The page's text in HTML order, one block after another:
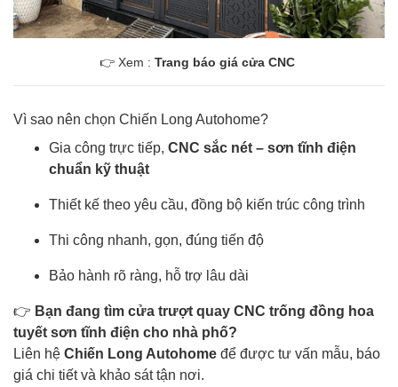
👉 Xem : Trang báo giá cửa CNC
Vì sao nên chọn Chiến Long Autohome?
Gia công trực tiếp, CNC sắc nét – sơn tĩnh điện
chuẩn kỹ thuật
Thiết kế theo yêu cầu, đồng bộ kiến trúc công trình
Thi công nhanh, gọn, đúng tiến độ
Bảo hành rõ ràng, hỗ trợ lâu dài
👉 Bạn đang tìm cửa trượt quay CNC trống đồng hoa
tuyết sơn tĩnh điện cho nhà phố?
Liên hệ Chiến Long Autohome để được tư vấn mẫu, báo
giá chi tiết và khảo sát tận nơi.